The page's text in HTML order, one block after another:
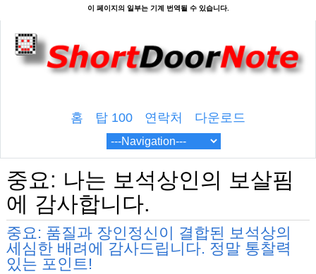
홈 탑 100 연락처 다운로드
중요: 나는 보석상인의 보살핌
에 감사합니다.
중요: 품질과 장인정신이 결합된 보석상의
세심한 배려에 감사드립니다. 정말 통찰력
있는 포인트!